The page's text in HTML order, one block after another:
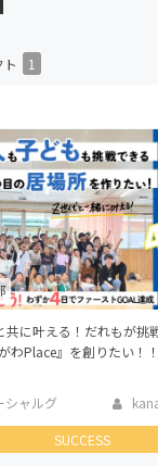
CAMPFIRE for
1
共に叶える！だれもが挑
わPlace』を創りたい！！
シャルグ
SUCCESS